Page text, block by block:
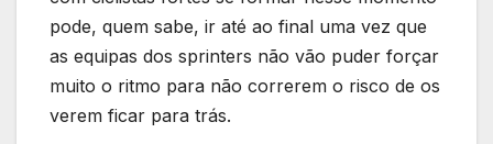
pode, quem sabe, ir até ao final uma vez que
as equipas dos sprinters não vão puder forçar
muito o ritmo para não correrem o risco de os
verem ficar para trás.